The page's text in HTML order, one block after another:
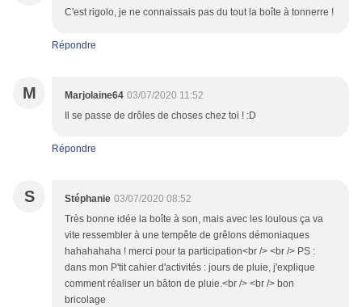
C'est rigolo, je ne connaissais pas du tout la boîte à tonnerre !
Répondre
M Marjolaine64 03/07/2020 11:52
Il se passe de drôles de choses chez toi ! :D
Répondre
S Stéphanie 03/07/2020 08:52
Très bonne idée la boîte à son, mais avec les loulous ça va
vite ressembler à une tempête de grêlons démoniaques
hahahahaha ! merci pour ta participation<br /> <br /> PS :
dans mon P'tit cahier d'activités : jours de pluie, j'explique
comment réaliser un bâton de pluie.<br /> <br /> bon
bricolage